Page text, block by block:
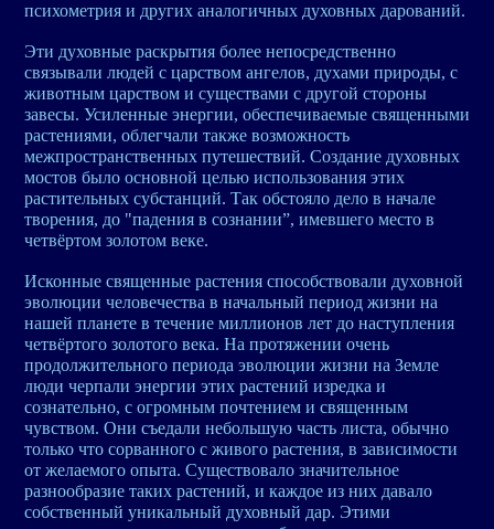
психометрия и других аналогичных духовных дарований.
Эти духовные раскрытия более непосредственно
связывали людей с царством ангелов, духами природы, с
животным царством и существами с другой стороны
завесы. Усиленные энергии, обеспечиваемые священными
растениями, облегчали также возможность
межпространственных путешествий. Создание духовных
мостов было основной целью использования этих
растительных субстанций. Так обстояло дело в начале
творения, до "падения в сознании”, имевшего место в
четвёртом золотом веке.
Исконные священные растения способствовали духовной
эволюции человечества в начальный период жизни на
нашей планете в течение миллионов лет до наступления
четвёртого золотого века. На протяжении очень
продолжительного периода эволюции жизни на Земле
люди черпали энергии этих растений изредка и
сознательно, с огромным почтением и священным
чувством. Они съедали небольшую часть листа, обычно
только что сорванного с живого растения, в зависимости
от желаемого опыта. Существовало значительное
разнообразие таких растений, и каждое из них давало
собственный уникальный духовный дар. Этими